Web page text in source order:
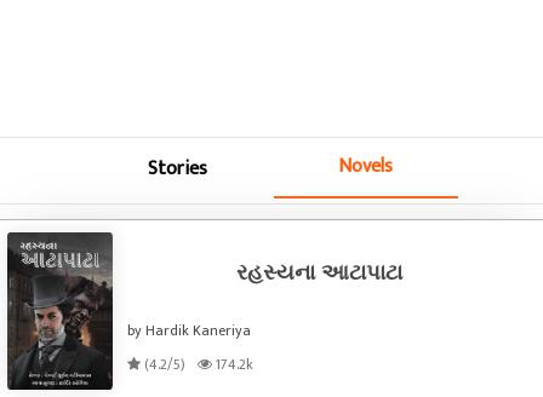
Stories Novels
રહસ્યના આટાપાટા
by Hardik Kaneriya
(4.2/5)
174.2k